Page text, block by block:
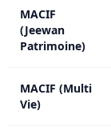
MACIF
(Jeewan
Patrimoine)
MACIF (Multi
Vie)